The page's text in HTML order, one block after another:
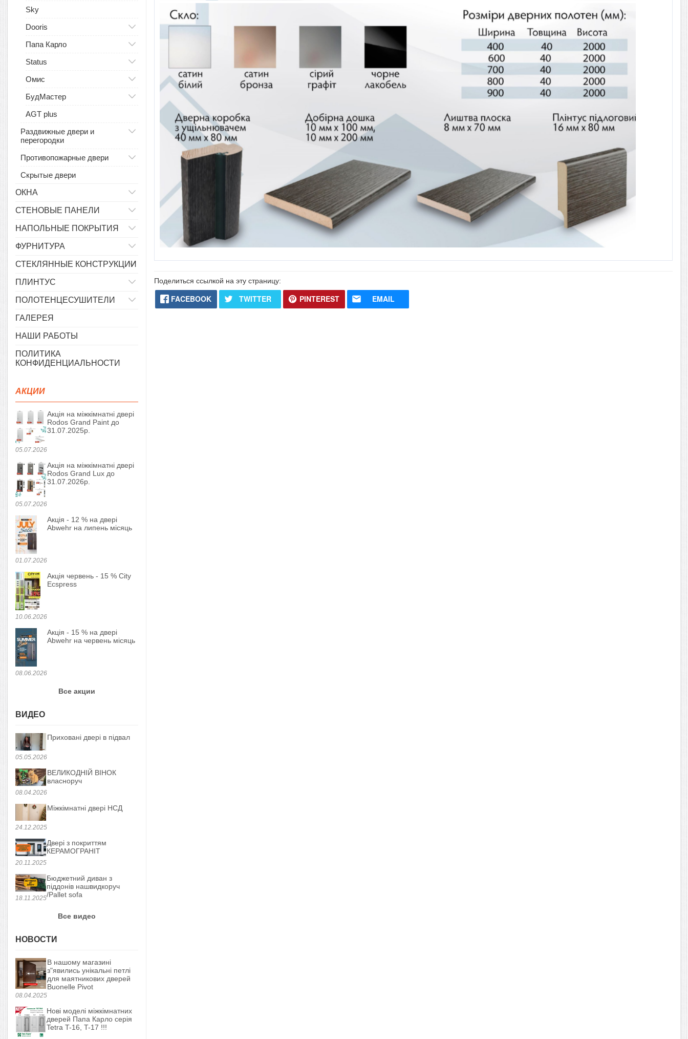
Sky
Dooris
Папа Карло
Status
Омис
БудМастер
AGT plus
Раздвижные двери и
перегородки
Противопожарные двери
Скрытые двери
ОКНА
СТЕНОВЫЕ ПАНЕЛИ
НАПОЛЬНЫЕ ПОКРЫТИЯ
ФУРНИТУРА
СТЕКЛЯННЫЕ КОНСТРУКЦИИ
ПЛИНТУС
ПОЛОТЕНЦЕСУШИТЕЛИ
ГАЛЕРЕЯ
НАШИ РАБОТЫ
ПОЛИТИКА
КОНФИДЕНЦИАЛЬНОСТИ
АКЦИИ
05.07.2026
Акція на міжкімнатні двері
Rodos Grand Paint до
31.07.2025р.
05.07.2026
Акція на міжкімнатні двері
Rodos Grand Lux до
31.07.2026р.
01.07.2026
Акція - 12 % на двері
Abwehr на липень місяць
10.06.2026
Акція червень - 15 % City
Ecspress
08.06.2026
Акція - 15 % на двері
Abwehr на червень місяць
Все акции
ВИДЕО
05.05.2026
Приховані двері в підвал
08.04.2026
ВЕЛИКОДНІЙ ВІНОК
власноруч
24.12.2025
Міжкімнатні двері НСД
20.11.2025
Двері з покриттям
КЕРАМОГРАНІТ
18.11.2025
Бюджетний диван з
піддонів нашвидкоруч
/Pallet sofa
Все видео
НОВОСТИ
08.04.2025
В нашому магазині
з"явились унікальні петлі
для маятникових дверей
Buonelle Pivot
Нові моделі міжкімнатних
дверей Папа Карло серія
Tetra T-16, T-17 !!!
Поделиться ссылкой на эту страницу:
FACEBOOK TWITTER PINTEREST EMAIL